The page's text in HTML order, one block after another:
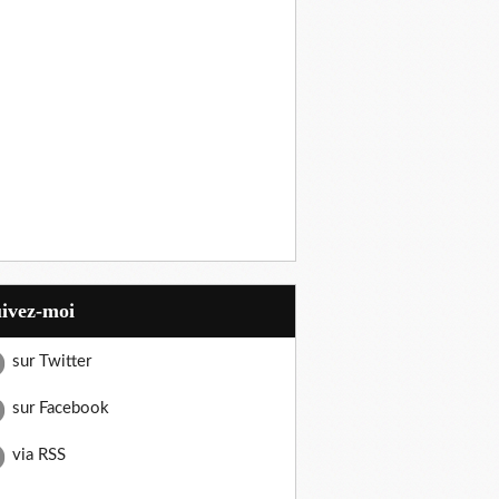
moi
sur Twitter
sur Facebook
via RSS